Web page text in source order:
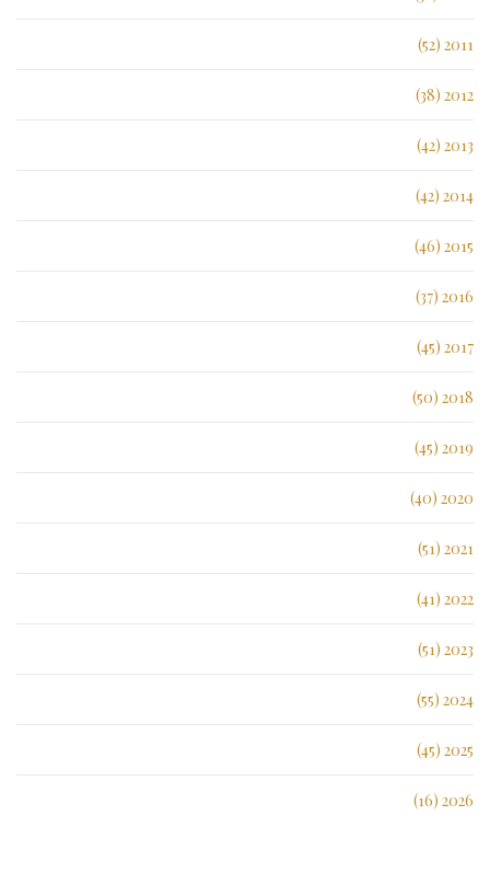
2011 (52)
2012 (38)
2013 (42)
2014 (42)
2015 (46)
2016 (37)
2017 (45)
2018 (50)
2019 (45)
2020 (40)
2021 (51)
2022 (41)
2023 (51)
2024 (55)
2025 (45)
2026 (16)